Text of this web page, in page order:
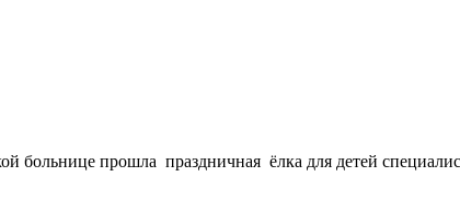
больнице прошла праздничная ёлка для детей